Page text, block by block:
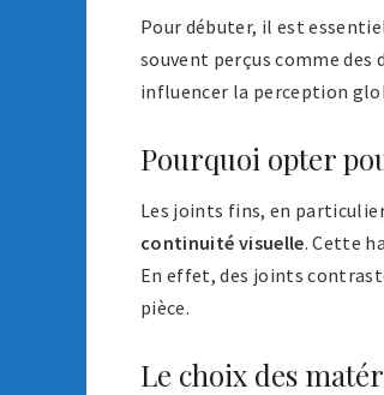
Pour débuter, il est
souvent perçus comme
influencer la perception
Pourquoi opter
Les joints fins, en
continuité visuelle. Cette
En effet, des joints
pièce.
Le choix des